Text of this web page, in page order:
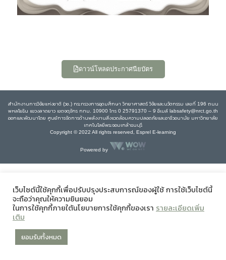
ดาวน์โหลดประกาศนียบัตร
สำนักงานการวิจัยแห่งชาติ (วช.) กระทรวงการอุดมศึกษา วิทยาศาสตร์ วิจัยและนวัตกรรม เลขที่ 196 ถนน
พหลโยธิน แขวงลาดยาว เขตจตุจักร กทม. 10900 โทร 0 25791370 – 9 อีเมล์ labsafety@nrct.go.th
ออกและพัฒนาโดย ศูนย์การจัดการด้านพลังงานสิ่งแวดล้อมความปลอดภัยและอาชีวอนามัย มหาวิทยาลัย
เทคโนโลยีพระจอมเกล้าธนบุรี
Copyright © 2022 All rights reserved, Esprel E-learning
Powered by
เว็บไซต์นี้ใช้คุกกี้เพื่อปรับปรุงประสบการณ์ของผู้ใช้ การใช้เว็บไซต์นี้
จะถือว่าคุณให้ความยินยอม
ในการใช้คุกกี้ภายใต้นโยบายการใช้คุกกี้ของเรา รายละเอียดเพิ่ม
เติม
ยอมรับทั้งหมด